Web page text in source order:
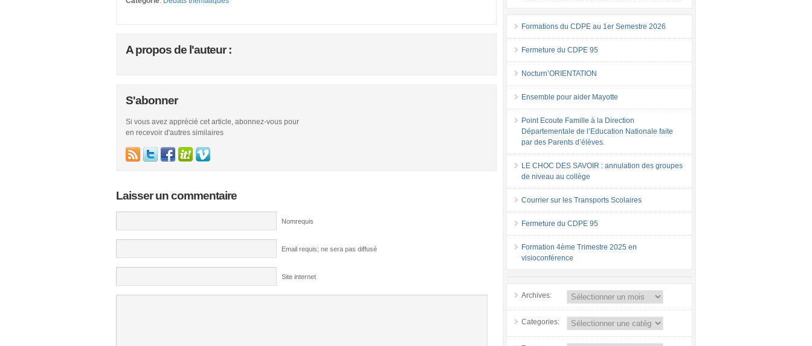
A propos de l'auteur :
S'abonner
Si vous avez apprécié cet article, abonnez-vous pour
en recevoir d'autres similaires
Laisser un commentaire
Nomrequis
Email requis; ne sera pas diffusé
Site internet
Formations du CDPE au 1er Semestre 2026
Fermeture du CDPE 95
Nocturn’ORIENTATION
Ensemble pour aider Mayotte
Point Ecoute Famille à la Direction
Départementale de l’Education Nationale faite
par des Parents d’élèves.
LE CHOC DES SAVOIR : annulation des groupes
de niveau au collège
Courrier sur les Transports Scolaires
Fermeture du CDPE 95
Formation 4ème Trimestre 2025 en
visioconférence
Archives:
Categories: